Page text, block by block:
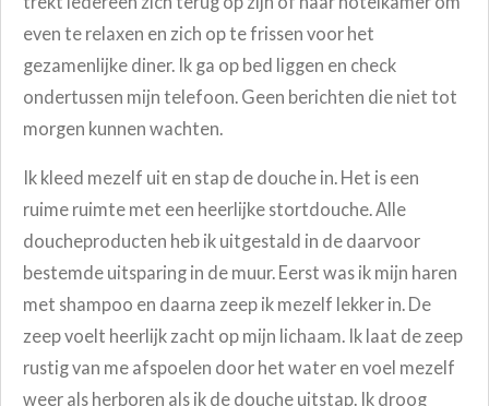
even te relaxen en zich op te frissen voor het
gezamenlijke diner. Ik ga op bed liggen en check
ondertussen mijn telefoon. Geen berichten die niet tot
morgen kunnen wachten.
Ik kleed mezelf uit en stap de douche in. Het is een
ruime ruimte met een heerlijke stortdouche. Alle
doucheproducten heb ik uitgestald in de daarvoor
bestemde uitsparing in de muur. Eerst was ik mijn haren
met shampoo en daarna zeep ik mezelf lekker in. De
zeep voelt heerlijk zacht op mijn lichaam. Ik laat de zeep
rustig van me afspoelen door het water en voel mezelf
weer als herboren als ik de douche uitstap. Ik droog